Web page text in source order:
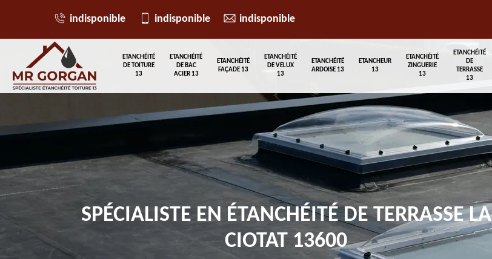
indisponible indisponible indisponible
ETANCHÉITÉ
DE TOITURE
13
ETANCHÉITÉ
DE BAC
ACIER 13
ETANCHÉITÉ
FAÇADE 13
ETANCHÉITÉ
DE VELUX
13
ETANCHÉITÉ
ARDOISE 13
ETANCHEUR
13
ETANCHÉITÉ
ZINGUERIE
13
ETANCHÉITÉ
DE
TERRASSE
13
SPÉCIALISTE EN ÉTANCHÉITÉ DE TERRASSE LA
CIOTAT 13600